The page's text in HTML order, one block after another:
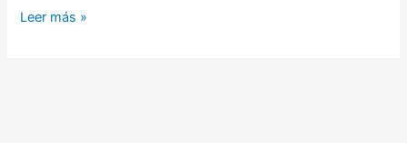
Leer más »